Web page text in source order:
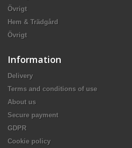
Övrigt
Hem & Trädgård
Övrigt
Information
Delivery
Terms and conditions of use
About us
Secure payment
GDPR
Cookie policy